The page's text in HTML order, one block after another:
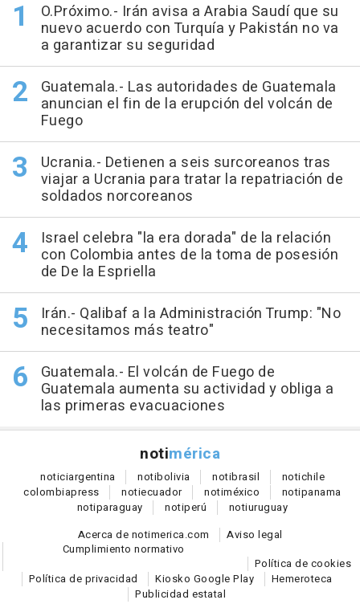
O.Próximo.- Irán avisa a Arabia Saudí que su
nuevo acuerdo con Turquía y Pakistán no va
a garantizar su seguridad
Guatemala.- Las autoridades de Guatemala
anuncian el fin de la erupción del volcán de
Fuego
Ucrania.- Detienen a seis surcoreanos tras
viajar a Ucrania para tratar la repatriación de
soldados norcoreanos
Israel celebra "la era dorada" de la relación
con Colombia antes de la toma de posesión
de De la Espriella
Irán.- Qalibaf a la Administración Trump: "No
necesitamos más teatro"
Guatemala.- El volcán de Fuego de
Guatemala aumenta su actividad y obliga a
las primeras evacuaciones
notimérica
noticiargentina notibolivia notibrasil notichile
colombiapress notiecuador notiméxico notipanama
notiparaguay notiperú notiuruguay
Acerca de notimerica.com
Aviso legal
Cumplimiento normativo
Política de cookies
Política de privacidad
Kiosko Google Play
Hemeroteca
Publicidad estatal